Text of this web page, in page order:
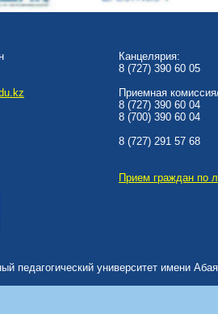
Канцелярия:
8 (727) 390 60 05
Приемная
8 (727) 390 60 04
8 (700) 390 60 04
8 (727) 291 57 68
Прием граждан по
педагогический университет имени Абая